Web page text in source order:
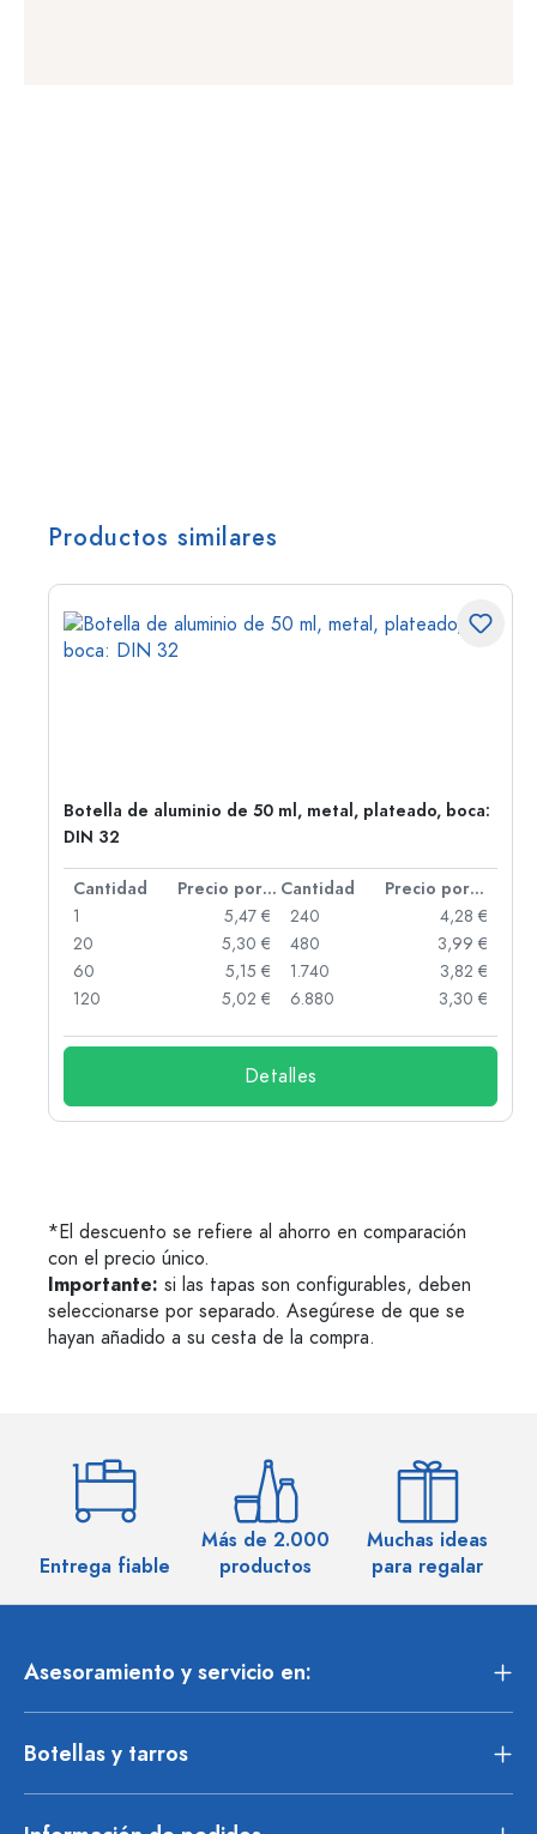
Productos similares
Botella de aluminio de 50 ml, metal, plateado, boca:
DIN 32
Cantidad Precio por unidad Cantidad
Precio por unidad
1
5,47 €
20
5,30 €
60
5,15 €
120
5,02 €
240
4,28 €
480
3,99 €
1.740
3,82 €
6.880
3,30 €
Detalles
*El descuento se refiere al ahorro en comparación
con el precio único.
Importante: si las tapas son configurables, deben
seleccionarse por separado. Asegúrese de que se
hayan añadido a su cesta de la compra.
Entrega fiable
Más de 2.000
productos
Muchas ideas
para regalar
Asesoramiento y servicio en:
Botellas y tarros